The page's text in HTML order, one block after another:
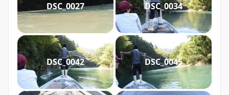
DSC_0027 DSC_0034
DSC_0042 DSC_0045